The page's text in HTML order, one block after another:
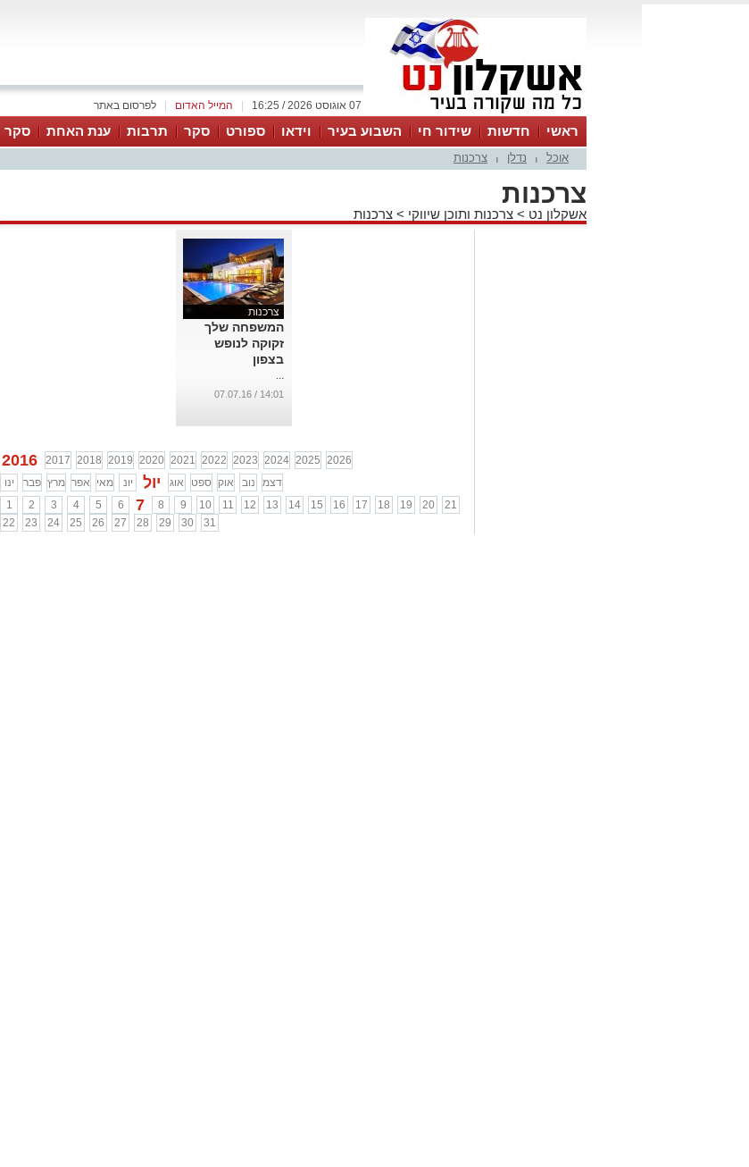
לפרסום באתר המייל האדום 07 אוגוסט 2026 / 16:25
ראשי חדשות שידור חי השבוע בעיר וידאו ספורט סקר תרבות ענת האחת סקר
אוכל נדלן צרכנות
צרכנות
אשקלון נט > צרכנות ותוכן שיווקי > צרכנות
צרכנות
המשפחה שלך
זקוקה לנופש
בצפון
...
14:01 / 07.07.16
2016 2017 2018 2019 2020 2021 2022 2023 2024 2025 2026
ינו
פבר מרץ אפר מאי יונ יול אוג ספט אוק נוב
דצמ
1
2 3 4 5 6 7 8 9 10 11 12 13 14 15 16 17 18 19 20
21
22
23 24 25 26 27 28 29 30 31